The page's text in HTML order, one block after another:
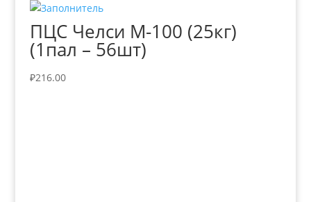
ПЦС Челси М-100 (25кг)
(1пал – 56шт)
₽216.00